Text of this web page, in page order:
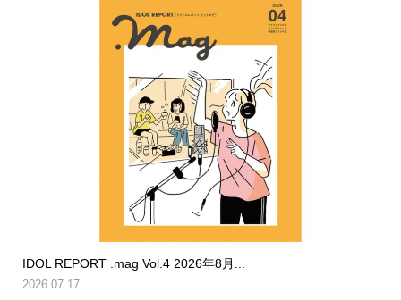
IDOL REPORT .mag Vol.4 2026年8月...
2026.07.17